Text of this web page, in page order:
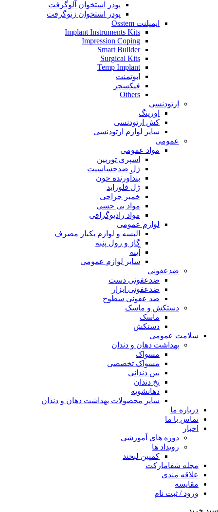
پودر استخوان آلوگرفت
پودر استخوان زنوگرفت
ایمپلنت Osstem
Implant Instruments Kits
Impression Coping
Smart Builder
Surgical Kits
Temp Implant
ابوتمنت
فیکسچر
Others
ارتودنسی
اورینگ
کش ارتودنسی
سایر لوازم ارتودنسی
عمومی
مواد عمومی
اسپری توربین
ژل ضدحساسیت
بندآورنده خون
ژل فلوراید
خمیر جراحی
مواد بی حسی
مواد رادیوگرافی
لوازم عمومی
البسه و لوازم یکبار مصرف
گاز و رول پنبه
آینه
سایر لوازم عمومی
ضدعفونی
ضدعفونی دست
ضدعفونی ابزار
ضد عفونی سطوح
دستکش و ماسک
ماسک
دستکش
سلامت عمومی
بهداشت دهان و دندان
مسواک
مسواک تخصصی
بین دندانی
نخ دندان
دهانشویه
سایر محصولات بهداشت دهان و دندان
درباره ما
تماس با ما
اخبار
دوره های آموزشی
رویداد ها
کمپین لبخند
مجله شفامارکت
علاقه مندی
مقایسه
ورود / ثبت نام
سبد خرید